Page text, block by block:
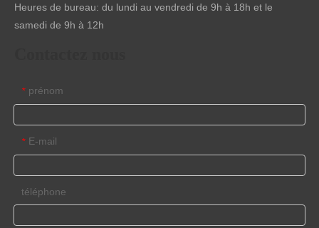
Heures de bureau: du lundi au vendredi de 9h à 18h et le
samedi de 9h à 12h
* prénom
* E-mail
téléphone